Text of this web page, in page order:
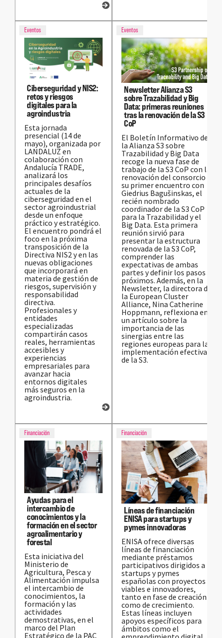
Eventos
Ciberseguridad y NIS2:
retos y riesgos
digitales para la
agroindustria
Esta jornada
presencial (14 de
mayo), organizada por
LANDALUZ en
colaboración con
Andalucía TRADE,
analizará los
principales desafíos
actuales de la
ciberseguridad en el
sector agroindustrial
desde un enfoque
práctico y estratégico.
El encuentro pondrá el
foco en la próxima
transposición de la
Directiva NIS2 y en las
nuevas obligaciones
que incorporará en
materia de gestión de
riesgos, supervisión y
responsabilidad
directiva.
Profesionales y
entidades
especializadas
compartirán casos
reales, herramientas
accesibles y
experiencias
empresariales para
avanzar hacia
entornos digitales
más seguros en la
agroindustria.
Eventos
Newsletter Alianza S3
sobre Trazabilidad y Big
Data: primeras reuniones
tras la renovación de la S3
CoP
El Boletín Informativo de
la Alianza S3 sobre
Trazabilidad y Big Data
recoge la nueva fase de
trabajo de la S3 CoP con la
renovación del consorcio y
su primer encuentro con
Giedrius Bagušinskas, el
recién nombrado
coordinador de la S3 CoP
para la Trazabilidad y el
Big Data. Esta primera
reunión sirvió para
presentar la estructura
renovada de la S3 CoP,
comprender las
expectativas de ambas
partes y definir los pasos
próximos. Además, en la
Newsletter, la directora de
la European Cluster
Alliance, Nina Catherine
Hoppmann, reflexiona en
un artículo sobre la
importancia de las
sinergias entre las
regiones europeas para la
implementación efectiva
de la S3.
Financiación
Ayudas para el
intercambio de
conocimientos y la
formación en el sector
agroalimentario y
forestal
Esta iniciativa del
Ministerio de
Agricultura, Pesca y
Alimentación impulsa
el intercambio de
conocimientos, la
formación y las
actividades
demostrativas, en el
marco del Plan
Estratégico de la PAC
Financiación
Líneas de financiación
ENISA para startups y
pymes innovadoras
ENISA ofrece diversas
líneas de financiación
mediante préstamos
participativos dirigidos a
startups y pymes
españolas con proyectos
viables e innovadores,
tanto en fase de creación
como de crecimiento.
Estas líneas incluyen
apoyos específicos para
ámbitos como el